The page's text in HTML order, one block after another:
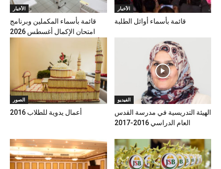
الأخبار
قائمة بأسماء المكملين وبرنامج
امتحان الإكمال أغسطس 2026
الأخبار
قائمة بأسماء أوائل الطلبة
الصور
أعمال يدوية للطلاب 2016
الفيديو
الهيئة التدريسية في مدرسة القدس
العام الدراسي 2016-2017